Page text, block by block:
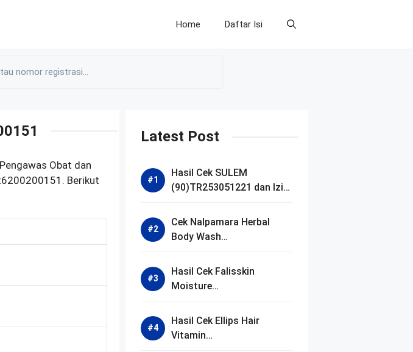
Home Daftar Isi
Obat dan
Berikut
Latest Post
Hasil Cek SULEM
(90)TR253051221 dan Izin
Cek Nalpamara Herbal
Body Wash
Izin Bpom
Hasil Cek Falisskin
Moisture
Izin BPOM
Hasil Cek Ellips Hair
Vitamin